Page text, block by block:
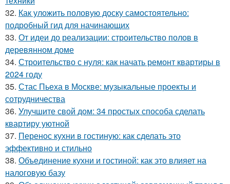
32. Как уложить половую доску самостоятельно:
подробный гид для начинающих
33. От идеи до реализации: строительство полов в
деревянном доме
34. Строительство с нуля: как начать ремонт квартиры в
2024 году
35. Стас Пьеха в Москве: музыкальные проекты и
сотрудничества
36. Улучшите свой дом: 34 простых способа сделать
квартиру уютной
37. Перенос кухни в гостиную: как сделать это
эффективно и стильно
38. Объединение кухни и гостиной: как это влияет на
налоговую базу